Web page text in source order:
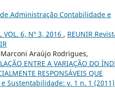
de Administração Contabilidade e
VOL. 6, Nº 3, 2016 , REUNIR
Araújo Rodrigues,
ENTRE A VARIAÇÃO DO
RESPONSÁVEIS QUE
Sustentabilidade: v. 1 n. 1